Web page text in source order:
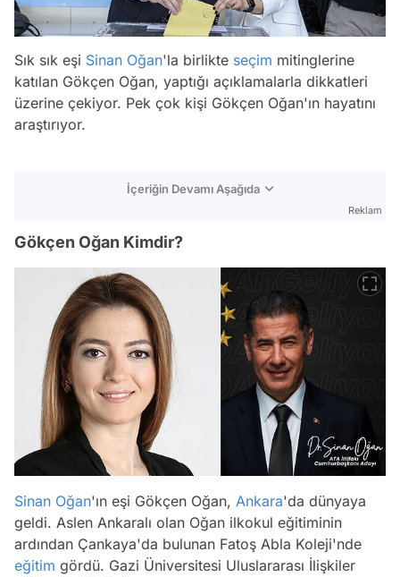
Sık sık eşi Sinan Oğan'la birlikte seçim mitinglerine
katılan Gökçen Oğan, yaptığı açıklamalarla dikkatleri
üzerine çekiyor. Pek çok kişi Gökçen Oğan'ın hayatını
araştırıyor.
İçeriğin Devamı Aşağıda
Reklam
Gökçen Oğan Kimdir?
Sinan Oğan'ın eşi Gökçen Oğan, Ankara'da dünyaya
geldi. Aslen Ankaralı olan Oğan ilkokul eğitiminin
ardından Çankaya'da bulunan Fatoş Abla Koleji'nde
eğitim gördü. Gazi Üniversitesi Uluslararası İlişkiler